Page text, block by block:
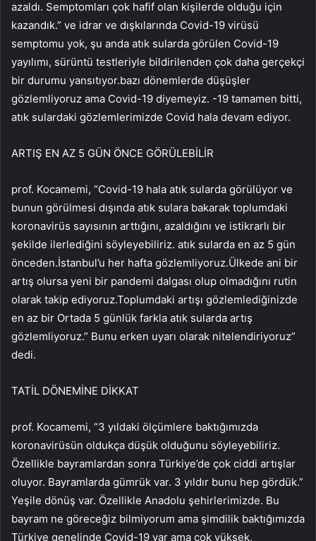
azaldı. Semptomları çok hafif olan kişilerde olduğu için
kazandık.” ve idrar ve dışkılarında Covid-19 virüsü
semptomu yok, şu anda atık sularda görülen Covid-19
yayılımı, sürüntü testleriyle bildirilenden çok daha gerçekçi
bir durumu yansıtıyor.bazı dönemlerde düşüşler
gözlemliyoruz ama Covid-19 diyemeyiz. -19 tamamen bitti,
atık sulardaki gözlemlerimizde Covid hala devam ediyor.
ARTIŞ EN AZ 5 GÜN ÖNCE GÖRÜLEBİLİR
prof. Kocamemi, “Covid-19 hala atık sularda görülüyor ve
bunun görülmesi dışında atık sulara bakarak toplumdaki
koronavirüs sayısının arttığını, azaldığını ve istikrarlı bir
şekilde ilerlediğini söyleyebiliriz. atık sularda en az 5 gün
önceden.İstanbul’u her hafta gözlemliyoruz.Ülkede ani bir
artış olursa yeni bir pandemi dalgası olup olmadığını rutin
olarak takip ediyoruz.Toplumdaki artışı gözlemlediğinizde
en az bir Ortada 5 günlük farkla atık sularda artış
gözlemliyoruz.” Bunu erken uyarı olarak nitelendiriyoruz”
dedi.
TATİL DÖNEMİNE DİKKAT
prof. Kocamemi, “3 yıldaki ölçümlere baktığımızda
koronavirüsün oldukça düşük olduğunu söyleyebiliriz.
Özellikle bayramlardan sonra Türkiye’de çok ciddi artışlar
oluyor. Bayramlarda gümrük var. 3 yıldır bunu hep gördük.”
Yeşile dönüş var. Özellikle Anadolu şehirlerimizde. Bu
bayram ne göreceğiz bilmiyorum ama şimdilik baktığımızda
Türkiye genelinde Covid-19 var ama çok yüksek,